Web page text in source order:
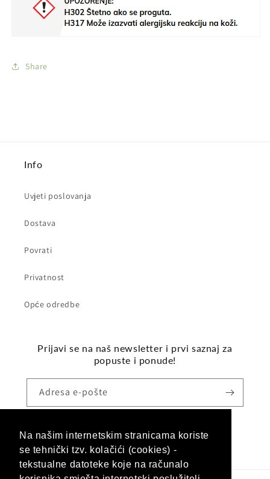
Na našim internetskim stranicama koriste
se tehnički tzv. kolačići (cookies) -
tekstualne datoteke koje na računalo
Share
Info
Uvjeti poslovanja
Dostava
Povrati
Privatnost
Opće odredbe
Prijavi se na naš newsletter i prvi saznaj za
popuste i ponude!
Adresa e-pošte
FacebookInstagram